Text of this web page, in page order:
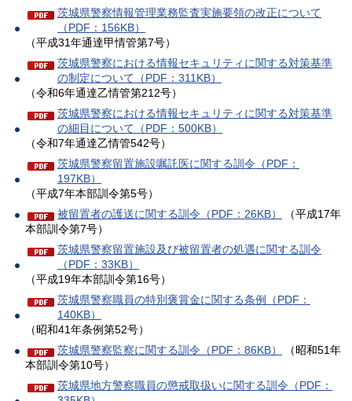
茨城県警察情報管理業務監査実施要領の改正について
（PDF：156KB）
（平成31年通達甲情管第7号）
茨城県警察における情報セキュリティに関する対策基準
の制定について（PDF：311KB）
（令和6年通達乙情管第212号）
茨城県警察における情報セキュリティに関する対策基準
の細目について（PDF：500KB）
（令和7年通達乙情管542号）
茨城県警察留置施設嘱託医に関する訓令（PDF：
197KB）
（平成7年本部訓令第5号）
被留置者の護送に関する訓令（PDF：26KB）
（平成17年
本部訓令第7号）
茨城県警察留置施設及び被留置者の処遇に関する訓令
（PDF：33KB）
（平成19年本部訓令第16号）
茨城県警察職員の特別褒賞金に関する条例（PDF：
140KB）
（昭和41年条例第52号）
茨城県警察監察に関する訓令（PDF：86KB）
（昭和51年
本部訓令第10号）
茨城県地方警察職員の懲戒取扱いに関する訓令（PDF：